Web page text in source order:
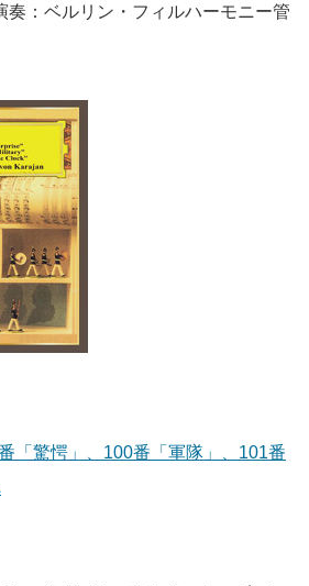
：ベルリン・フィルハーモニー管
「驚愕」、100番「軍隊」、101番